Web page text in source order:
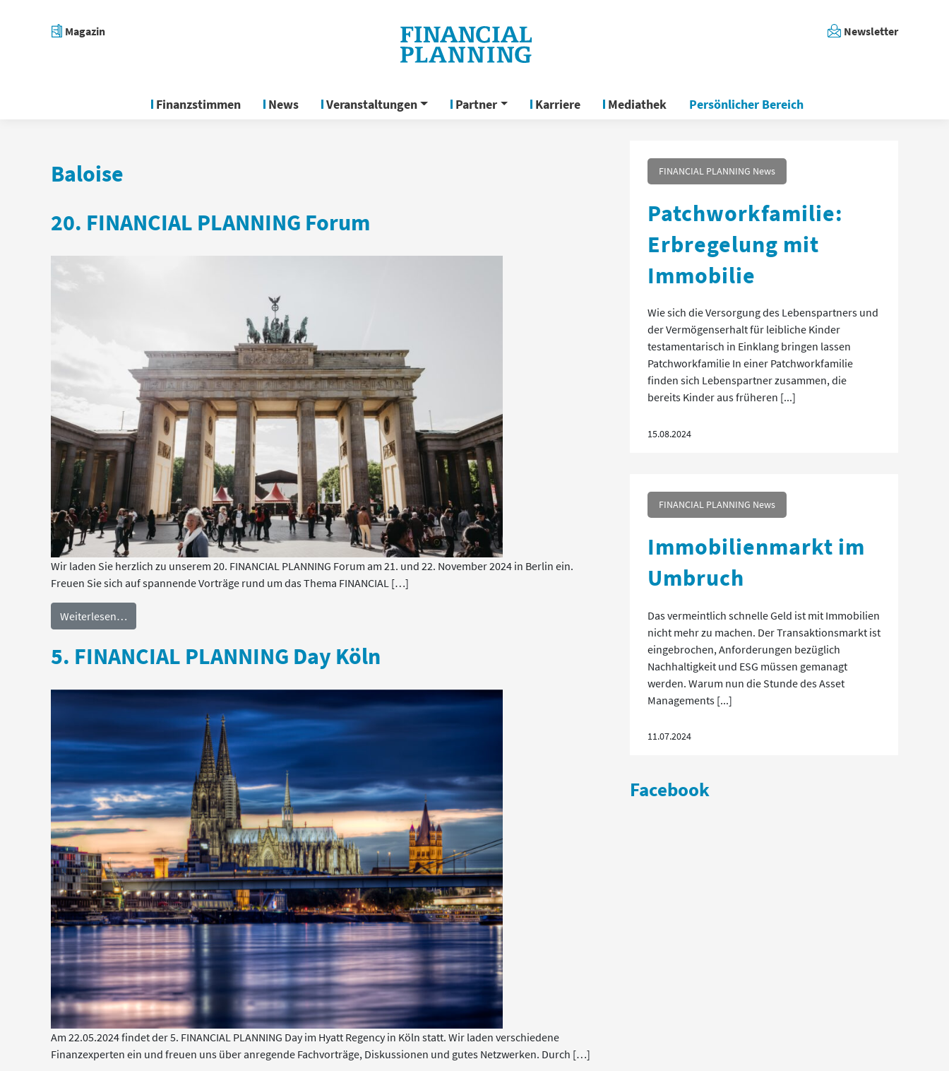
Magazin Newsletter
Finanzstimmen News Veranstaltungen Partner Karriere Mediathek Persönlicher Bereich
Baloise
20. FINANCIAL PLANNING Forum
Wir laden Sie herzlich zu unserem 20. FINANCIAL PLANNING Forum am 21. und 22. November 2024 in Berlin ein.
Freuen Sie sich auf spannende Vorträge rund um das Thema FINANCIAL […]
Weiterlesen…
5. FINANCIAL PLANNING Day Köln
Am 22.05.2024 findet der 5. FINANCIAL PLANNING Day im Hyatt Regency in Köln statt. Wir laden verschiedene
Finanzexperten ein und freuen uns über anregende Fachvorträge, Diskussionen und gutes Netzwerken. Durch […]
FINANCIAL PLANNING News
Patchworkfamilie:
Erbregelung mit
Immobilie
Wie sich die Versorgung des Lebenspartners und
der Vermögenserhalt für leibliche Kinder
testamentarisch in Einklang bringen lassen
Patchworkfamilie In einer Patchworkfamilie
finden sich Lebenspartner zusammen, die
bereits Kinder aus früheren [...]
15.08.2024
FINANCIAL PLANNING News
Immobilienmarkt im
Umbruch
Das vermeintlich schnelle Geld ist mit Immobilien
nicht mehr zu machen. Der Transaktionsmarkt ist
eingebrochen, Anforderungen bezüglich
Nachhaltigkeit und ESG müssen gemanagt
werden. Warum nun die Stunde des Asset
Managements [...]
11.07.2024
Facebook